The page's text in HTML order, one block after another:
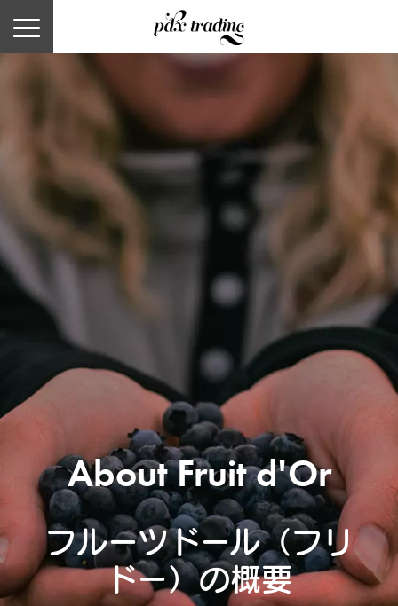
About Fruit d'Or
フルーツドール（フリ
ドー）の概要